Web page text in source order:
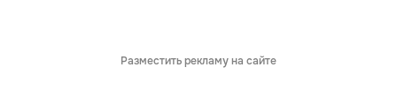
Разместить рекламу на сайте